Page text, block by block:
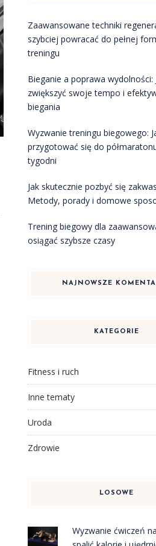
Zaawansowane techniki
szybciej powracać do pełnej
treningu
Bieganie a poprawa wydolności:
zwiększyć swoje tempo i
biegania
Wyzwanie treningu biegowego:
przygotować się do
tygodni
Jak skutecznie pozbyć się
Metody, porady i domowe
Trening biegowy dla
osiągać szybsze czasy
NAJNOWSZE
KATEGORIE
Fitness i ruch
Inne tematy
Uroda
Zdrowie
LOSOWE
Wyzwanie ćwiczeń